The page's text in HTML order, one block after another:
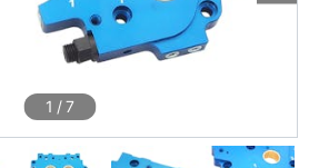
1 /7